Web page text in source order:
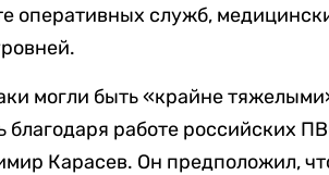
оперативных служб,
могли быть «крайне
благодаря работе российских
Карасев. Он предположил,